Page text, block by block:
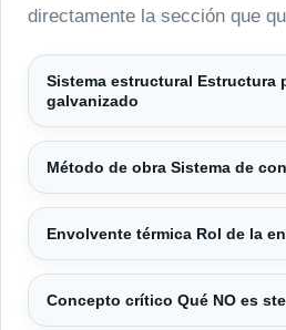
directamente la sección que
Sistema estructural Estructura
galvanizado
Método de obra Sistema de
Envolvente térmica Rol de la
Concepto crítico Qué NO es